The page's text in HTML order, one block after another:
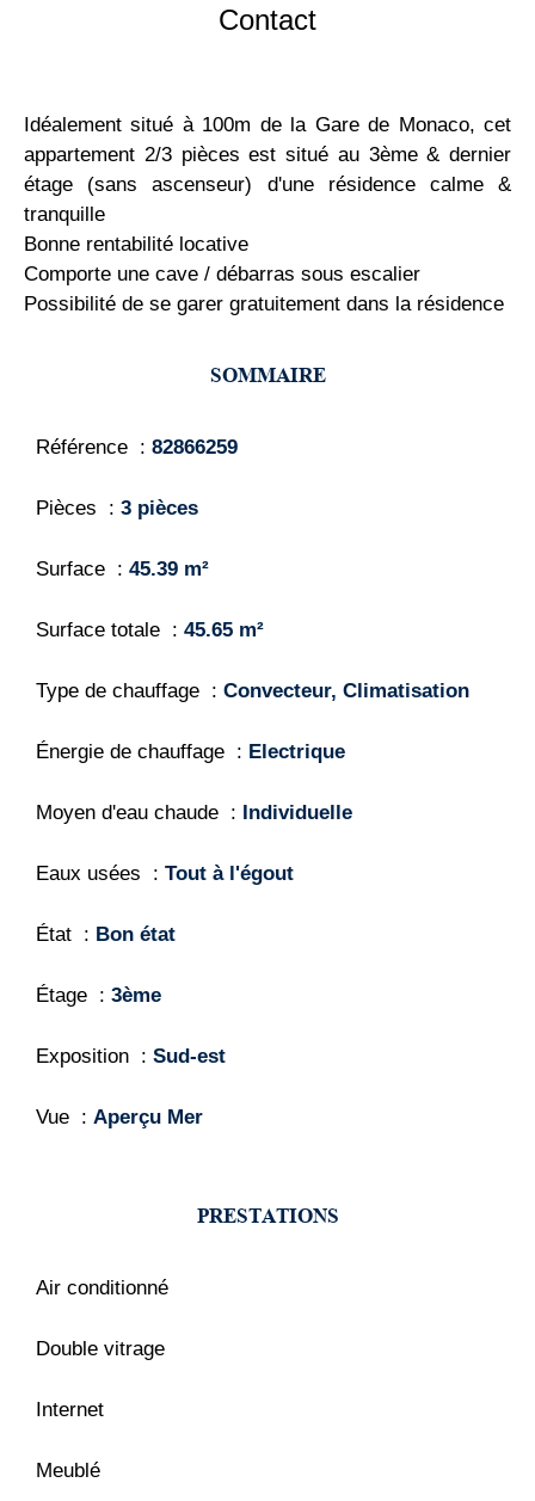
Contact
Idéalement situé à 100m de la Gare de Monaco, cet
appartement 2/3 pièces est situé au 3ème & dernier
étage (sans ascenseur) d'une résidence calme &
tranquille
Bonne rentabilité locative
Comporte une cave / débarras sous escalier
Possibilité de se garer gratuitement dans la résidence
SOMMAIRE
Référence 82866259
Pièces 3 pièces
Surface 45.39 m²
Surface totale 45.65 m²
Type de chauffage Convecteur, Climatisation
Énergie de chauffage Electrique
Moyen d'eau chaude Individuelle
Eaux usées Tout à l'égout
État Bon état
Étage 3ème
Exposition Sud-est
Vue Aperçu Mer
PRESTATIONS
Air conditionné
Double vitrage
Internet
Meublé